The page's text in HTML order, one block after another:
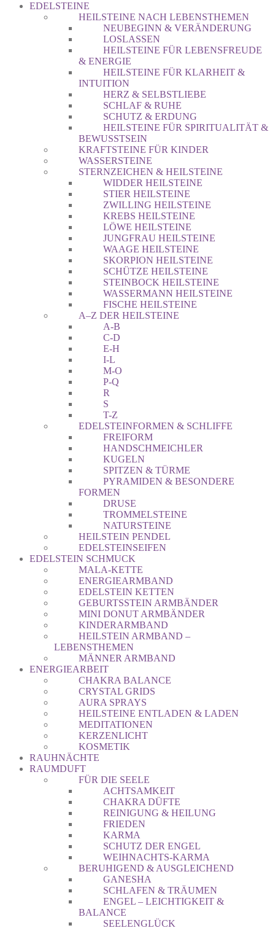
EDELSTEINE
HEILSTEINE NACH LEBENSTHEMEN
NEUBEGINN & VERÄNDERUNG
LOSLASSEN
HEILSTEINE FÜR LEBENSFREUDE
& ENERGIE
HEILSTEINE FÜR KLARHEIT &
INTUITION
HERZ & SELBSTLIEBE
SCHLAF & RUHE
SCHUTZ & ERDUNG
HEILSTEINE FÜR SPIRITUALITÄT &
BEWUSSTSEIN
KRAFTSTEINE FÜR KINDER
WASSERSTEINE
STERNZEICHEN & HEILSTEINE
WIDDER HEILSTEINE
STIER HEILSTEINE
ZWILLING HEILSTEINE
KREBS HEILSTEINE
LÖWE HEILSTEINE
JUNGFRAU HEILSTEINE
WAAGE HEILSTEINE
SKORPION HEILSTEINE
SCHÜTZE HEILSTEINE
STEINBOCK HEILSTEINE
WASSERMANN HEILSTEINE
FISCHE HEILSTEINE
A–Z DER HEILSTEINE
A-B
C-D
E-H
I-L
M-O
P-Q
R
S
T-Z
EDELSTEINFORMEN & SCHLIFFE
FREIFORM
HANDSCHMEICHLER
KUGELN
SPITZEN & TÜRME
PYRAMIDEN & BESONDERE
FORMEN
DRUSE
TROMMELSTEINE
NATURSTEINE
HEILSTEIN PENDEL
EDELSTEINSEIFEN
EDELSTEIN SCHMUCK
MALA-KETTE
ENERGIEARMBAND
EDELSTEIN KETTEN
GEBURTSSTEIN ARMBÄNDER
MINI DONUT ARMBÄNDER
KINDERARMBAND
HEILSTEIN ARMBAND –
LEBENSTHEMEN
MÄNNER ARMBAND
ENERGIEARBEIT
CHAKRA BALANCE
CRYSTAL GRIDS
AURA SPRAYS
HEILSTEINE ENTLADEN & LADEN
MEDITATIONEN
KERZENLICHT
KOSMETIK
RAUHNÄCHTE
RAUMDUFT
FÜR DIE SEELE
ACHTSAMKEIT
CHAKRA DÜFTE
REINIGUNG & HEILUNG
FRIEDEN
KARMA
SCHUTZ DER ENGEL
WEIHNACHTS-KARMA
BERUHIGEND & AUSGLEICHEND
GANESHA
SCHLAFEN & TRÄUMEN
ENGEL – LEICHTIGKEIT &
BALANCE
SEELENGLÜCK